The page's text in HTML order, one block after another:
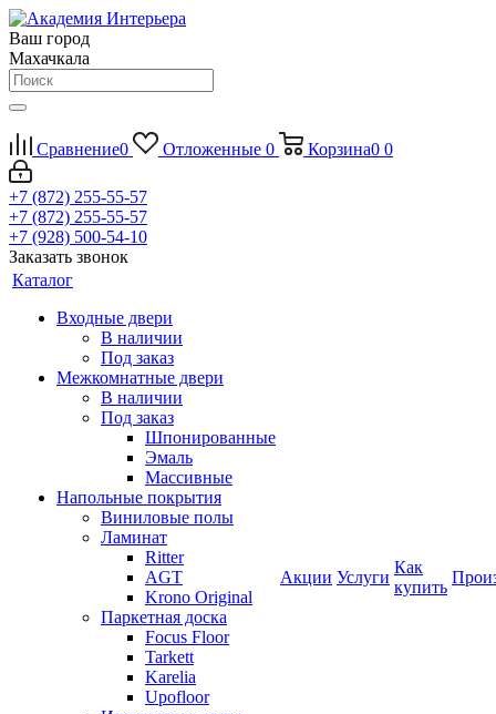
Ваш город
Махачкала
Сравнение0 Отложенные 0 Корзина0 0
+7 (872) 255-55-57
+7 (872) 255-55-57
+7 (928) 500-54-10
Заказать звонок
Каталог
Входные двери
В наличии
Под заказ
Межкомнатные двери
В наличии
Под заказ
Шпонированные
Эмаль
Массивные
Напольные покрытия
Виниловые полы
Ламинат
Ritter
AGT
Krono Original
Паркетная доска
Focus Floor
Tarkett
Karelia
Upofloor
Акции Услуги
Как
купить